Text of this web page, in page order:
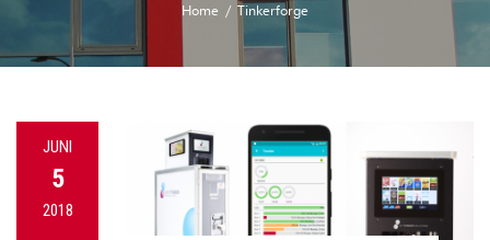
Home Tinkerforge
JUNI
5
2018